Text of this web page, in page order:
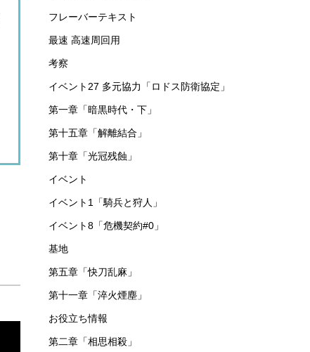
フレーバーテキスト
最速 高速周回用
考察
イベント27 多元協力「ロドス防衛協定」
第一章「暗黒時代・下」
第十五章「解離結合」
第十章「光冠残蝕」
イベント
イベント1「騎兵と狩人」
イベント8「危機契約#0」
基地
第五章「快刀乱麻」
第十一章「淬火煙塵」
お役立ち情報
第二章「相思相殺」